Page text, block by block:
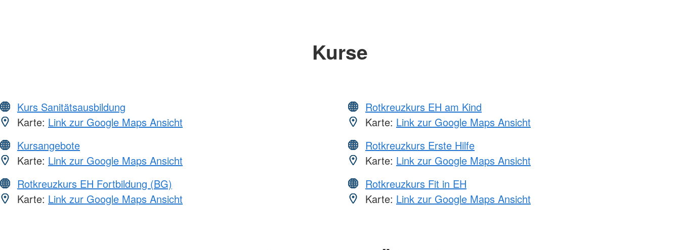
Kurse
Kurs Sanitätsausbildung
Karte: Link zur Google Maps Ansicht
Kursangebote
Karte: Link zur Google Maps Ansicht
Rotkreuzkurs EH Fortbildung (BG)
Karte: Link zur Google Maps Ansicht
Rotkreuzkurs EH am Kind
Karte: Link zur Google Maps Ansicht
Rotkreuzkurs Erste Hilfe
Karte: Link zur Google Maps Ansicht
Rotkreuzkurs Fit in EH
Karte: Link zur Google Maps Ansicht